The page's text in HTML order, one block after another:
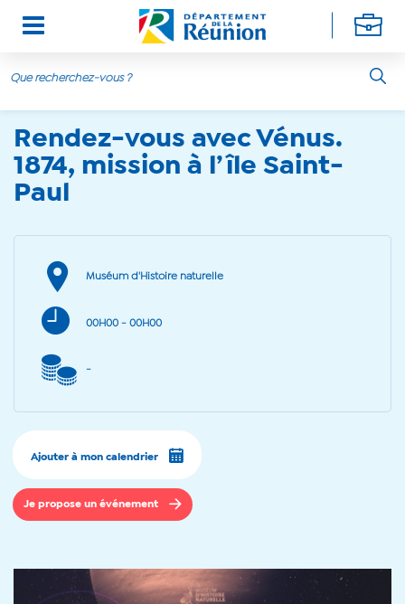
Rendez-vous avec Vénus.
1874, mission à l’île Saint-
Paul
Muséum d'Histoire naturelle
00H00 - 00H00
-
Ajouter à mon calendrier
Je propose un événement